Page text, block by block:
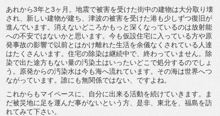
あれから3年と3ヶ月。地震で被害を受けた街中の建物は大分取り壊
され、新しい建物が建ち、津波の被害を受けた港も少しずつ復旧が
進んでいます。消えないどころかもっと深くなっているのは放射能
への不安ではないかと思います。今も仮設住宅に入っている方や原
発事故の影響で以前とはかけ離れた生活を余儀なくされている人達
はたくさんいます。住宅の除染は継続中で、終わっていません。除
染で出た途方もない量の汚染土はいったいどこで処分するのでしょ
う。原発からの汚染水は今も海へ流れています。その海は世界へつ
ながっています。誰にも無関係ではない、ですよね。
これからもマイペースに、自分に出来る活動を続けていきます。ま
だ被災地に足を運んだ事がないという方、是非、東北を、福島を訪
れてみて下さい。